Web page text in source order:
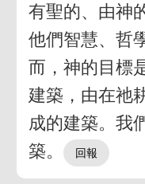
有聖的、由神
他們智慧、哲
而，神的目標
建築，由在祂
成的建築。我
築。